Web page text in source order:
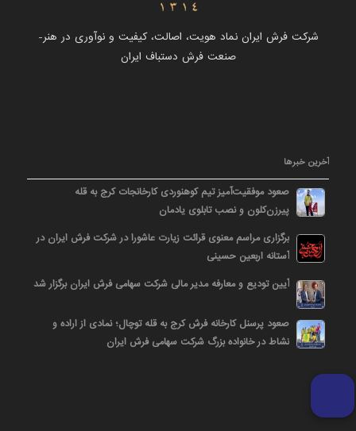
شرکت فرش ایران نماد هویت، اصالت، کیفیت و نوآوری در هنر-
صنعت فرش دستباف ایران
آخرین خبرها
صعود موفقیت‌آمیز تیم کوهنوردی کارخانجات کرج به قله
پیرزن‌کلون و نصب تابلوی یادمان
برگزاری مراسم معنوی قرائت زیارت عاشورا در شرکت فرش ایران در
آستانه اربعین حسینی
آیین تودیع و معارفه مدیر مالی شرکت سهامی فرش ایران برگزار شد
صعود پرسنل کارخانه فرش کرج به قله توچال؛ نمادی از اراده و
نشاط در خانواده بزرگ شرکت سهامی فرش ایران